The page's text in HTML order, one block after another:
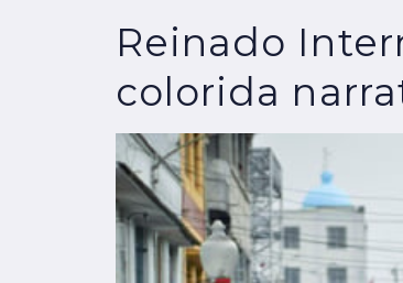
Reinado
colorida